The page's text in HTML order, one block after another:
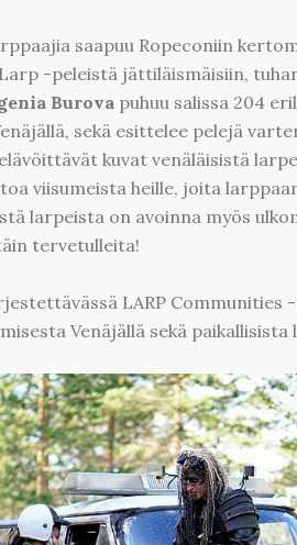
saapuu Ropeconiin
-peleistä jättiläismäisiin,
Burova puhuu salissa 204
sekä esittelee pelejä
kuvat venäläisistä
viisumeista heille, joita
larpeista on avoinna myös
tervetulleita!
LARP Communities
Venäjällä sekä